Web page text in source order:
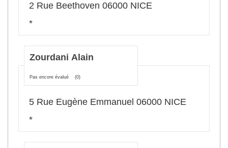
2 Rue Beethoven 06000 NICE
*
Zourdani Alain
Pas encore évalué (0)
5 Rue Eugène Emmanuel 06000 NICE
*